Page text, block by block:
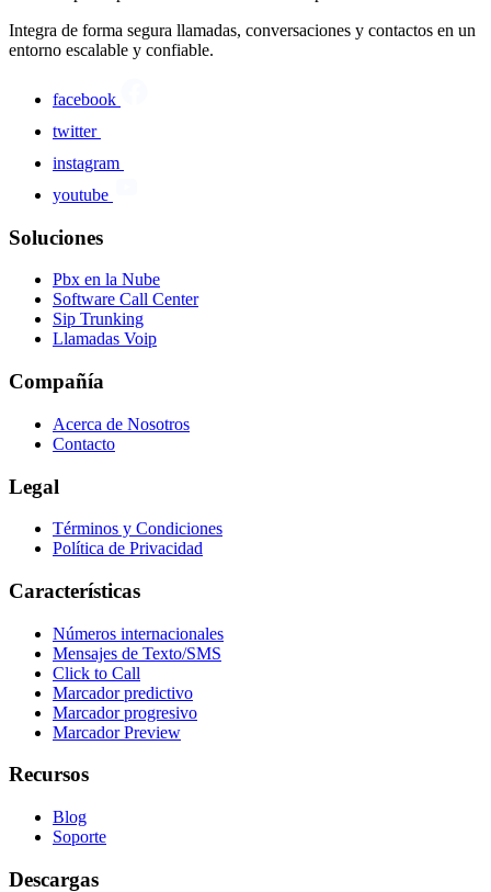
Integra de forma segura llamadas, conversaciones y contactos en un
entorno escalable y confiable.
facebook
twitter
instagram
youtube
Soluciones
Pbx en la Nube
Software Call Center
Sip Trunking
Llamadas Voip
Compañía
Acerca de Nosotros
Contacto
Legal
Términos y Condiciones
Política de Privacidad
Características
Números internacionales
Mensajes de Texto/SMS
Click to Call
Marcador predictivo
Marcador progresivo
Marcador Preview
Recursos
Blog
Soporte
Descargas